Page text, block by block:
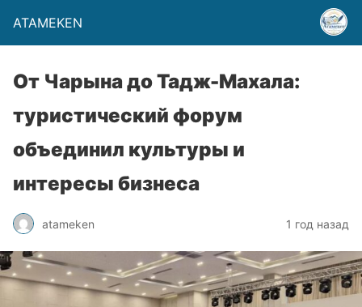
ATAMEKEN
От Чарына до Тадж-Махала:
туристический форум
объединил культуры и
интересы бизнеса
atameken 1 год назад